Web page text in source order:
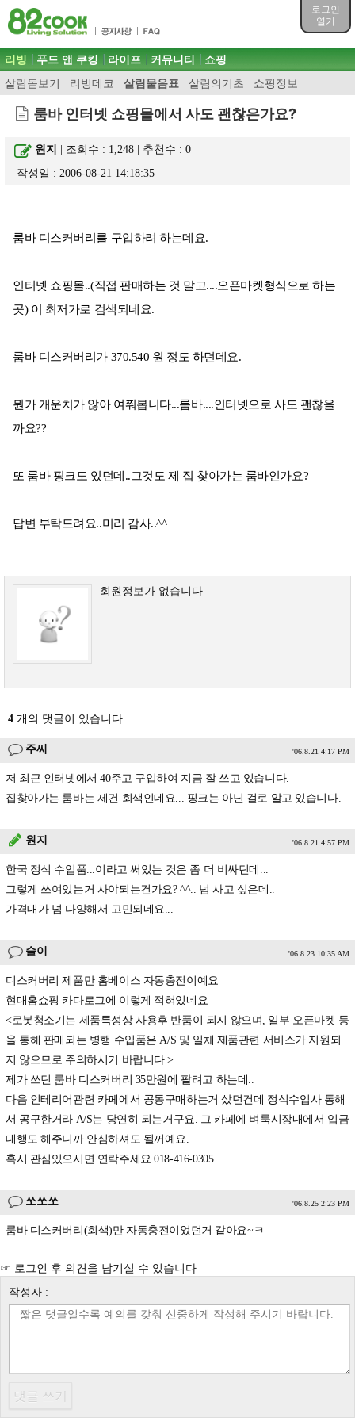
로그인
열기
목차
주메뉴 바로가기
컨텐츠 바로가기
검색 바로가기
로그인 바로가기
주메뉴
리빙
살림돋보기 리빙데코 살림물음표 살림의기초 쇼핑정보
푸드 앤 쿠킹 라이프 커뮤니티 쇼핑
룸바 인터넷 쇼핑몰에서 사도 괜찮은가요?
원지 | 조회수 : 1,248 | 추천수 :0
작성일 : 2006-08-21 14:18:35
룸바 디스커버리를 구입하려 하는데요.
인터넷 쇼핑몰..(직접 판매하는 것 말고....오픈마켓형식으로 하는
곳) 이 최저가로 검색되네요.
룸바 디스커버리가 370.540 원 정도 하던데요.
뭔가 개운치가 않아 여쭤봅니다...룸바....인터넷으로 사도 괜찮을
까요??
또 룸바 핑크도 있던데..그것도 제 집 찾아가는 룸바인가요?
답변 부탁드려요..미리 감사..^^
회원정보가 없습니다
4 개의 댓글이 있습니다.
주씨 '06.8.21 4:17 PM
저 최근 인터넷에서 40주고 구입하여 지금 잘 쓰고 있습니다.
집찾아가는 룸바는 제건 회색인데요... 핑크는 아닌 걸로 알고 있습니다.
원지 '06.8.21 4:57 PM
한국 정식 수입품...이라고 써있는 것은 좀 더 비싸던데...
그렇게 쓰여있는거 사야되는건가요? ^^.. 넘 사고 싶은데..
가격대가 넘 다양해서 고민되네요...
슬이 '06.8.23 10:35 AM
디스커버리 제품만 홈베이스 자동충전이예요
현대홈쇼핑 카다로그에 이렇게 적혀있네요
<로봇청소기는 제품특성상 사용후 반품이 되지 않으며, 일부 오픈마켓 등
을 통해 판매되는 병행 수입품은 A/S 및 일체 제품관련 서비스가 지원되
지 않으므로 주의하시기 바랍니다.>
제가 쓰던 룸바 디스커버리 35만원에 팔려고 하는데..
다음 인테리어관련 카페에서 공동구매하는거 샀던건데 정식수입사 통해
서 공구한거라 A/S는 당연히 되는거구요. 그 카페에 벼룩시장내에서 입금
대행도 해주니까 안심하셔도 될꺼예요.
혹시 관심있으시면 연락주세요 018-416-0305
쏘쏘쏘 '06.8.25 2:23 PM
룸바 디스커버리(회색)만 자동충전이었던거 같아요~ㅋ
☞ 로그인 후 의견을 남기실 수 있습니다
작성자 :